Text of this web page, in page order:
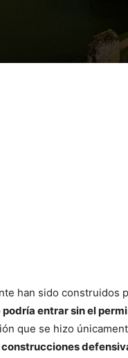
han sido construidos
podría entrar sin el
que se hizo